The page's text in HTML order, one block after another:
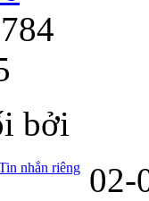
bởi
nhắn riêng 02-